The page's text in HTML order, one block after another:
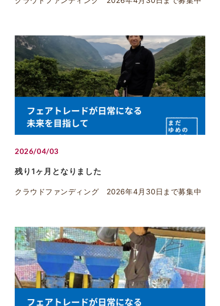
2026/04/03
残り1ヶ月となりました
クラウドファンディング 2026年4月30日まで募集中